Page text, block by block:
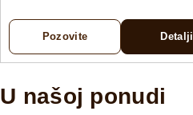
Pozovite Detalji
U našoj ponudi